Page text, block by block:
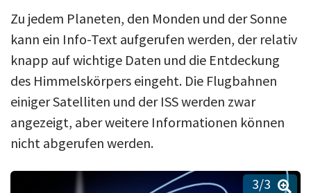
Zu jedem Planeten, den Monden und der Sonne
kann ein Info-Text aufgerufen werden, der relativ
knapp auf wichtige Daten und die Entdeckung
des Himmelskörpers eingeht. Die Flugbahnen
einiger Satelliten und der ISS werden zwar
angezeigt, aber weitere Informationen können
nicht abgerufen werden.
3/3